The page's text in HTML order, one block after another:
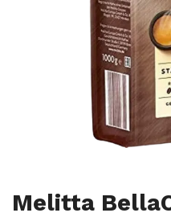
Melitta